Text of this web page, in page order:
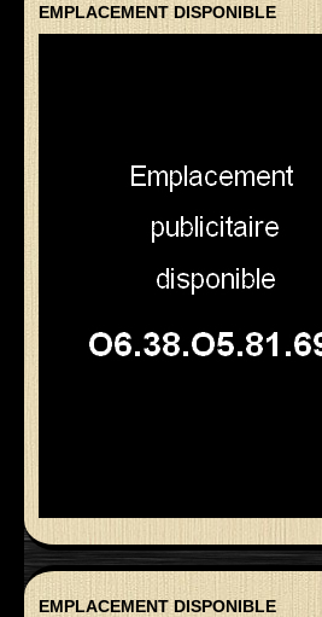
EMPLACEMENT DISPONIBLE
EMPLACEMENT DISPONIBLE